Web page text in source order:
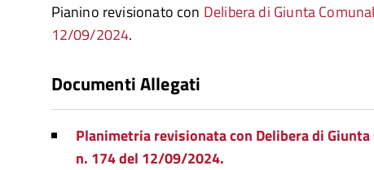
Pianino revisionato con Delibera di Giunta
12/09/2024.
Documenti Allegati
Planimetria revisionata con Delibera di Giunta
n. 174 del 12/09/2024.